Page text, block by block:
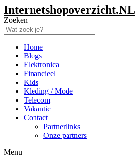
Internetshopoverzicht.NL
Zoeken
Home
Blogs
Elektronica
Financieel
Kids
Kleding / Mode
Telecom
Vakantie
Contact
Partnerlinks
Onze partners
Menu